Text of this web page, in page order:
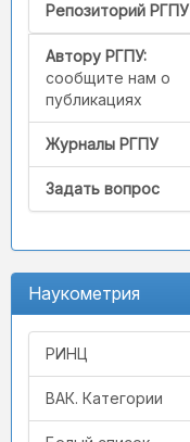
Репозиторий РГПУ
Автору РГПУ:
сообщите нам о
публикациях
Журналы РГПУ
Задать вопрос
Наукометрия
РИНЦ
ВАК. Категории